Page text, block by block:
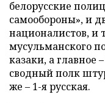
белорусские
самообороны», и
националистов, и
мусульманского
казаки, а главное
сводный полк
же – 1-я русская.